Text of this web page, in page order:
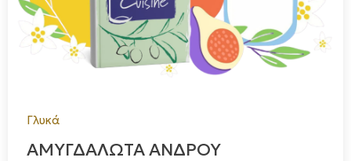
Γλυκά
ΑΜΥΓΔΑΛΩΤΑ ΑΝΔΡΟΥ